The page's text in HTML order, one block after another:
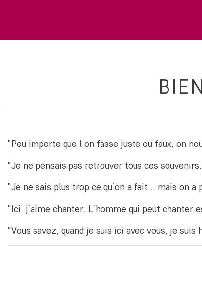
"Peu importe que l’on fasse juste ou faux, on
"Je ne pensais pas retrouver tous ces
"Je ne sais plus trop ce qu’on a fait… mais on a
"Ici, j’aime chanter. L’homme qui peut chanter
"Vous savez, quand je suis ici avec vous, je suis